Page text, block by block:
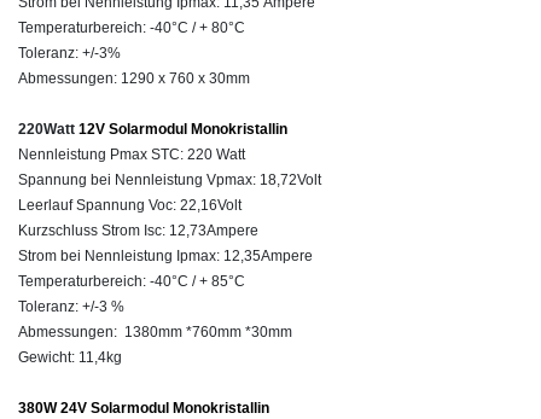
Temperaturbereich: -40°C / + 80°C
Toleranz: +/-3%
Abmessungen: 1290 x 760 x 30mm
220Watt 12V Solarmodul Monokristallin
Nennleistung Pmax STC: 220 Watt
Spannung bei Nennleistung Vpmax: 18,72Volt
Leerlauf Spannung Voc: 22,16Volt
Kurzschluss Strom Isc: 12,73Ampere
Strom bei Nennleistung Ipmax: 12,35Ampere
Temperaturbereich: -40°C / + 85°C
Toleranz: +/-3 %
Abmessungen: 1380mm *760mm *30mm
Gewicht: 11,4kg
380W 24V Solarmodul Monokristallin